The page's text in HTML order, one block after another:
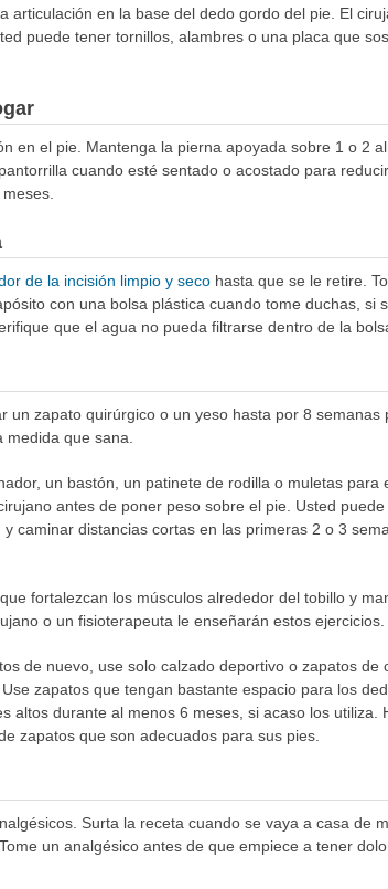
articulación en la base del dedo gordo del pie. El
puede tener tornillos, alambres o una placa que
en el pie. Mantenga la pierna apoyada sobre 1 o 2
cuando esté sentado o acostado para
de la incisión limpio y secohasta que se le retire.
con una bolsa plástica cuando tome duchas, si
que el agua no pueda filtrarse dentro de la
un zapato quirúrgico o un yeso hasta por 8 semanas
que sana.
un bastón, un patinete de rodilla o muletas para
antes de poner peso sobre el pie. Usted
caminar distancias cortas en las primeras 2 o 3
fortalezcan los músculos alrededor del tobillo y
o un fisioterapeuta le enseñarán estos ejercicios.
de nuevo, use solo calzado deportivo o zapatos de
zapatos que tengan bastante espacio para los
altos durante al menos 6 meses, si acaso los utiliza.
zapatos que son adecuados para sus pies.
Surta la receta cuando se vaya a casa de
un analgésico antes de que empiece a tener